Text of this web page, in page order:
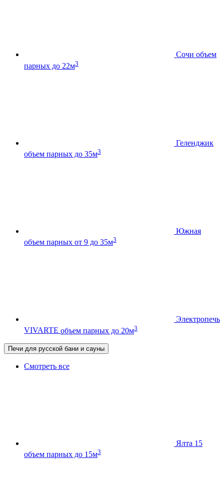
Сочи объем
парных до 22м3
Геленджик
объем парных до 35м3
Южная
объем парных от 9 до 35м3
Электропечь
VIVARTE объем парных до 20м3
Печи для русской бани и сауны
Смотреть все
Ялта 15
объем парных до 15м3